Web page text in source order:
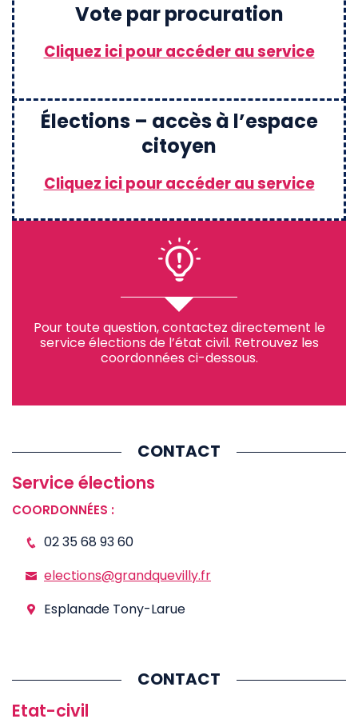
Vote par procuration
Cliquez ici pour accéder au service
Élections – accès à l’espace
citoyen
Cliquez ici pour accéder au service
Pour toute question, contactez directement le
service élections de l’état civil. Retrouvez les
coordonnées ci-dessous.
CONTACT
Service élections
COORDONNÉES :
02 35 68 93 60
elections@grandquevilly.fr
Esplanade Tony-Larue
CONTACT
Etat-civil